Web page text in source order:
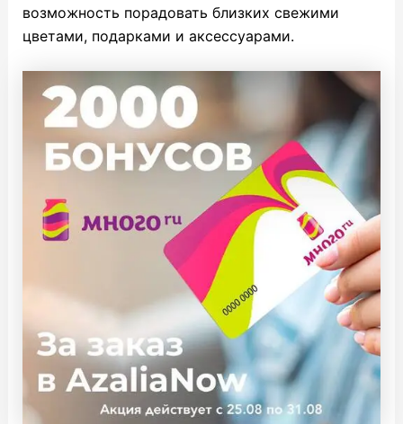
возможность порадовать близких свежими
цветами, подарками и аксессуарами.